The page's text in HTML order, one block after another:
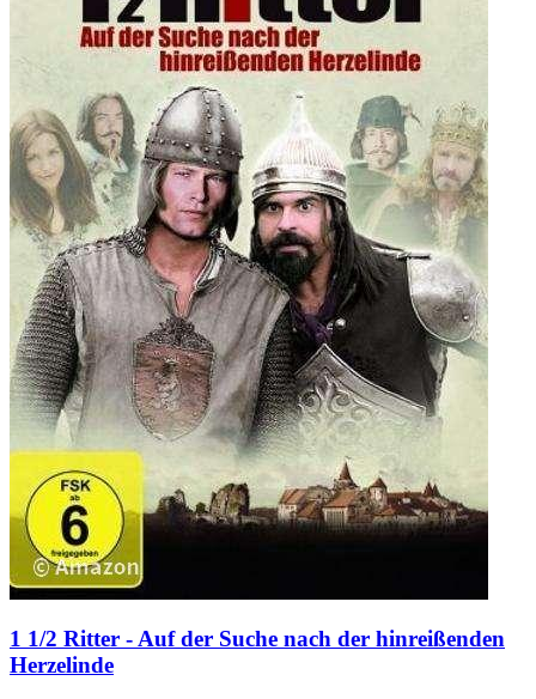
1 1/2 Ritter - Auf der Suche nach der hinreißenden
Herzelinde